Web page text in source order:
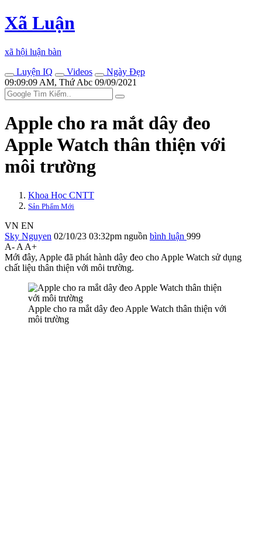
Xã Luận
xã hội luận bàn
Luyện IQ
Videos
Ngày Đẹp
09:09:09 AM, Thứ Abc 09/09/2021
Apple cho ra mắt dây đeo
Apple Watch thân thiện với
môi trường
Khoa Học CNTT
Sản Phẩm Mới
VN EN
Sky Nguyen 02/10/23 03:32pm nguồn bình luận 999
A- A A+
Mới đây, Apple đã phát hành dây đeo cho Apple Watch sử dụng
chất liệu thân thiện với môi trường.
Apple cho ra mắt dây đeo Apple Watch thân thiện với
môi trường